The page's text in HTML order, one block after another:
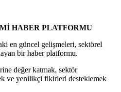
HABER PLATFORMU
en güncel gelişmeleri, sektörel
bir haber platformu.
değer katmak, sektör
ve yenilikçi fikirleri desteklemek